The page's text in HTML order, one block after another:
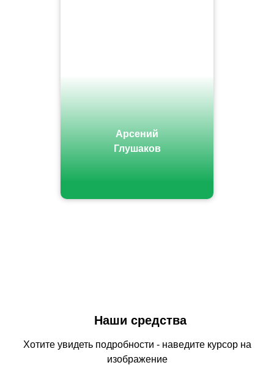
Арсений
Глушаков
Наши средства
Хотите увидеть подробности - наведите курсор на
изображение